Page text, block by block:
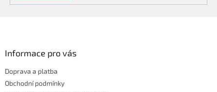
Informace pro vás
Doprava a platba
Obchodní podmínky